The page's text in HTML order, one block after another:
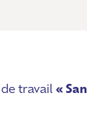
travail «